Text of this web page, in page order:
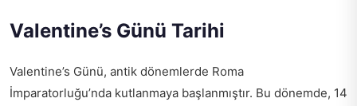
Valentine’s Günü Tarihi
Valentine’s Günü, antik dönemlerde Roma
İmparatorluğu’nda kutlanmaya başlanmıştır. Bu dönemde, 14